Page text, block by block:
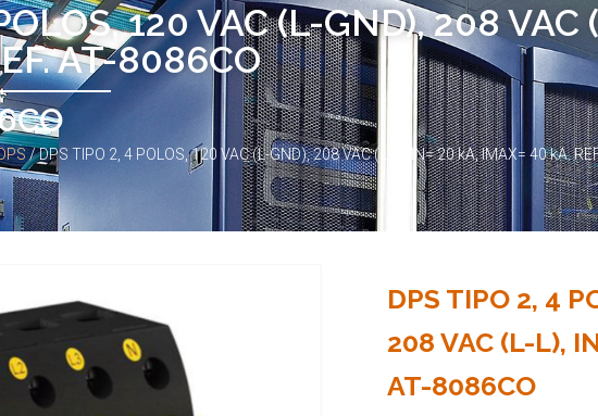
120 VAC (L-GND), 208
AT-8086CO
/ DPS TIPO 2, 4 POLOS, 120 VAC (L-GND), 208 VAC (L-L), IN= 20 kA, IMAX= 40 kA.
DPS TIPO 2, 4
208 VAC (L-L),
AT-8086CO